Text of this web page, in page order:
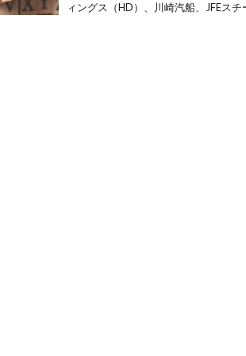
ィングス（HD）、川崎汽船、JFEス